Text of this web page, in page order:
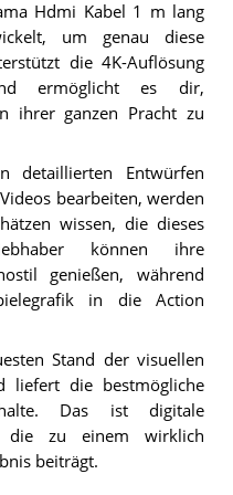
Hdmi Kabel 1 m lang
um genau diese
die 4K-Auflösung
ermöglicht es dir,
ihrer ganzen Pracht zu
detaillierten Entwürfen
bearbeiten, werden
wissen, die dieses
können ihre
genießen, während
in die Action
Stand der visuellen
liefert die bestmögliche
Das ist digitale
die zu einem wirklich
beiträgt.